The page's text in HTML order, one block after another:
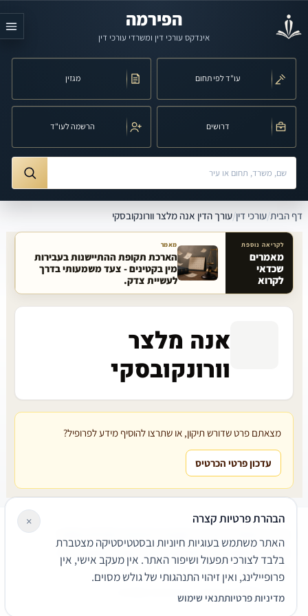
הפירמה
אינדקס עורכי דין ומשרדי עורכי דין
עו"ד לפי תחום מגזין
דרושים הרשמה לעו"ד
חיפוש לפי שם, משרד, תחום משפט או עיר
הדין אנה מלצר וורונקובסקי
דף הבית/עורכי דין/עורך הדין אנה מלצר וורונקובסקי
מאמרים קשורים באתר
לקריאה נוספת
מאמרים
שכדאי
לקרוא
מאמר
הארכת תקופת ההתיישנות בעבירות
מין בקטינים - צעד משמעותי בדרך
לעשיית צדק.
אנה מלצר
וורונקובסקי
מצאתם פרט שדורש תיקון, או שתרצו להוסיף מידע לפרופיל?
עדכון פרטי הכרטיס
שירותים משפטיים
דרושים צור קשר נגישותפרטיות
תנאי שימוש
© 2026 הפירמה. כל הזכויות שמורות.
הבהרת פרטיות קצרה
האתר משתמש בעוגיות חיוניות ובסטטיסטיקה מצטברת
בלבד לצורכי תפעול ושיפור האתר. אין מעקב אישי, אין
פרופיילינג, ואין זיהוי התנהגותי של גולש מסוים.
מדיניות פרטיותתנאי שימוש
×